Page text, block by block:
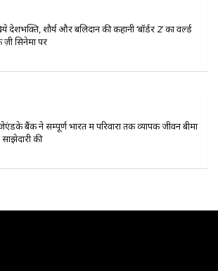
देशभक्ति, शौर्य और बलिदान की कहानी ‘बॉर्डर 2’ का वर्ल्ड
ज़ी सिनेमा पर
बैंक ने सम्पूर्ण भारत में परिवारों तक व्यापक जीवन बीमा
की